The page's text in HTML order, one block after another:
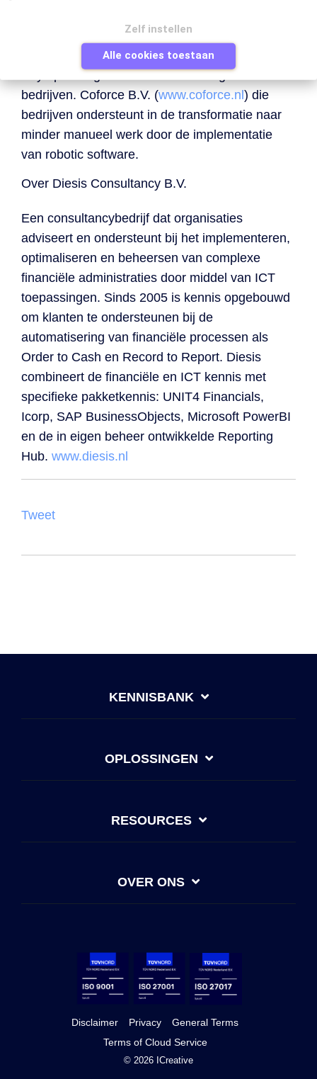
Zelf instellen
Alle cookies toestaan
(www.easysystems.nl), een
softwareontwikkelaar die haar eigen Purchase to
Pay oplossing aanbiedt aan middelgrote
bedrijven. Coforce B.V. (www.coforce.nl ) die
bedrijven ondersteunt in de transformatie naar
minder manueel werk door de implementatie
van robotic software.
Over Diesis Consultancy B.V.
Een consultancybedrijf dat organisaties
adviseert en ondersteunt bij het implementeren,
optimaliseren en beheersen van complexe
financiële administraties door middel van ICT
toepassingen. Sinds 2005 is kennis opgebouwd
om klanten te ondersteunen bij de
automatisering van financiële processen als
Order to Cash en Record to Report. Diesis
combineert de financiële en ICT kennis met
specifieke pakketkennis: UNIT4 Financials,
Icorp, SAP BusinessObjects, Microsoft PowerBI
en de in eigen beheer ontwikkelde Reporting
Hub. www.diesis.nl
Tweet
KENNISBANK
OPLOSSINGEN
RESOURCES
OVER ONS
Disclaimer Privacy
General Terms
Terms of Cloud Service
© 2026 ICreative